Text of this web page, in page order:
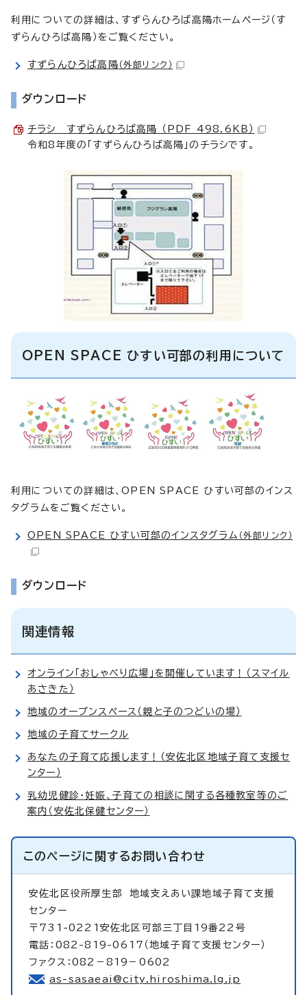
利用についての詳細は、すずらんひろば高陽ホームページ（す
ずらんひろば高陽）をご覧ください。
すずらんひろば高陽（外部リンク）
ダウンロード
チラシ すずらんひろば高陽 （PDF 498.6KB）
令和8年度の「すずらんひろば高陽」のチラシです。
OPEN SPACE ひすい可部の利用について
利用についての詳細は、OPEN SPACE ひすい可部のインス
タグラムをご覧ください。
OPEN SPACE ひすい可部のインスタグラム （外部リンク）
ダウンロード
関連情報
オンライン「おしゃべり広場」を開催しています！（スマイル
あさきた）
地域のオープンスペース（親と子のつどいの場）
地域の子育てサークル
あなたの子育て応援します！（安佐北区地域子育て支援セ
ンター）
乳幼児健診・妊娠、子育ての相談に関する各種教室等のご
案内（安佐北保健センター）
このページに関するお問い合わせ
安佐北区役所厚生部 地域支えあい課地域子育て支援
センター
〒731-0221安佐北区可部三丁目19番22号
電話：082-819-0617（地域子育て支援センター）
ファクス：082－819－0602
as-sasaeai@city.hiroshima.lg.jp